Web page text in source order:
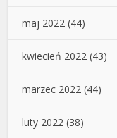
maj 2022 (44)
kwiecień 2022 (43)
marzec 2022 (44)
luty 2022 (38)